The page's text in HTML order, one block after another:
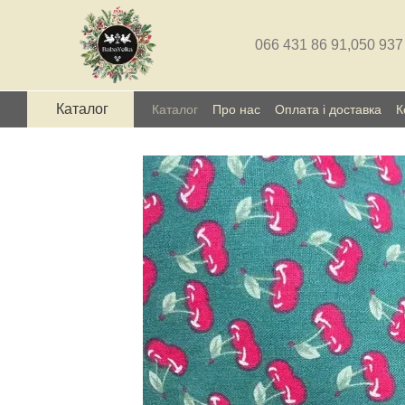
Перейти до основного контенту
066 431 86 91,050
Каталог Каталог Про нас Оплата і доставка